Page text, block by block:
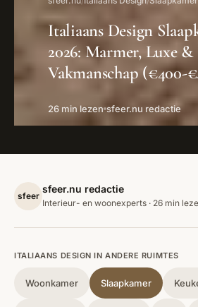
Italiaans Design
2026: Marmer, Luxe &
Vakmanschap (€400-
26 min lezen sfeer.nu redactie
sfeer
sfeer.nu redactie
Interieur- en woonexperts · 26 min
ITALIAANS DESIGN IN ANDERE RUIMTES
Woonkamer Slaapkamer